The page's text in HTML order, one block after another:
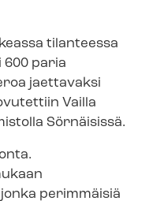
tilanteessa
600 paria
jaettavaksi
Vailla
Sörnäisissä.
perimmäisiä